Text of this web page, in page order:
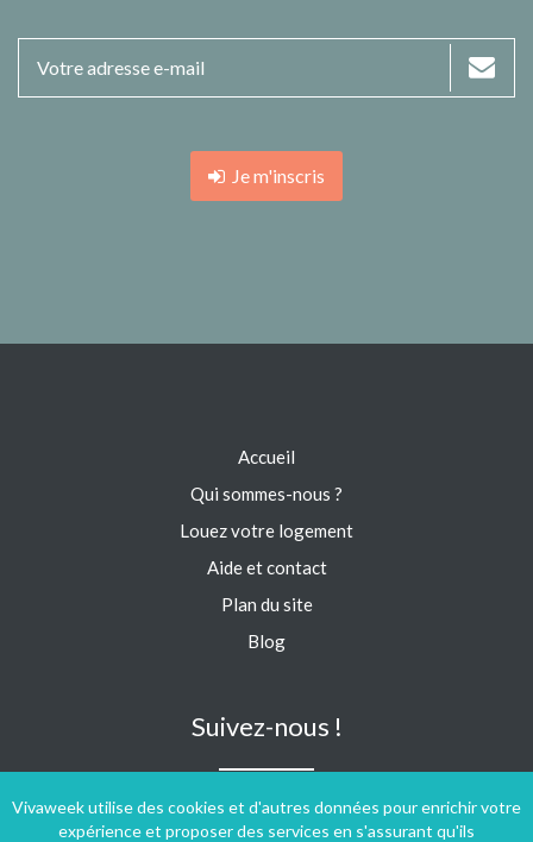
Je m'inscris
Vivaweek utilise des cookies et d'autres données pour enrichir votre
expérience et proposer des services en s'assurant qu'ils
Accueil
Qui sommes-nous ?
Louez votre logement
Aide et contact
Plan du site
Blog
Suivez-nous !